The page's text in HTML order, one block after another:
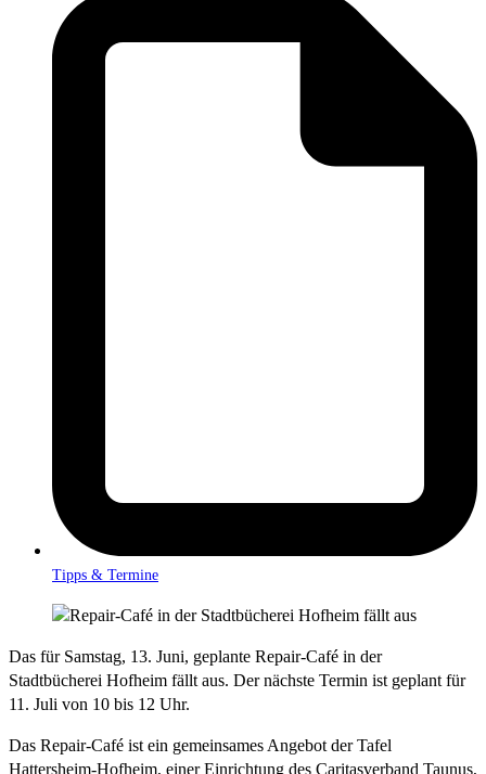
Tipps & Termine
Das für Samstag, 13. Juni, geplante Repair-Café in der
Stadtbücherei Hofheim fällt aus. Der nächste Termin ist geplant für
11. Juli von 10 bis 12 Uhr.
Das Repair-Café ist ein gemeinsames Angebot der Tafel
Hattersheim-Hofheim, einer Einrichtung des Caritasverband Taunus,